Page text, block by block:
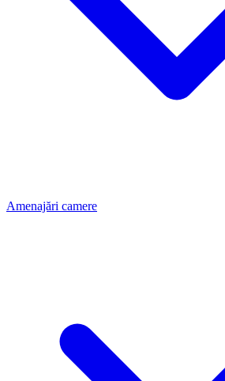
Amenajări camere